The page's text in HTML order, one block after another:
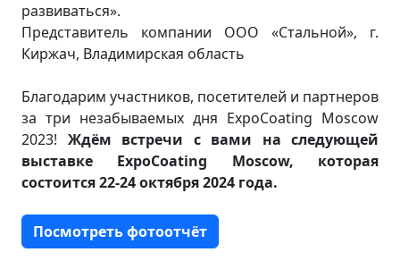
развиваться».
Представитель компании ООО «Стальной», г.
Киржач, Владимирская область
Благодарим участников, посетителей и партнеров
за три незабываемых дня ExpoCoating Moscow
2023! Ждём встречи с вами на следующей
выставке ExpoCoating Moscow, которая
состоится 22-24 октября 2024 года.
Посмотреть фотоотчёт